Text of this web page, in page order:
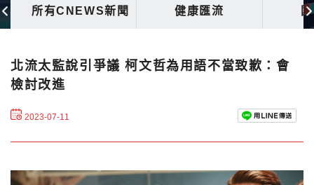
所有CNEWS新聞 健康匯流
北流太監說引爭議 柯文哲為用語不當致歉：會
檢討改進
2023-07-11